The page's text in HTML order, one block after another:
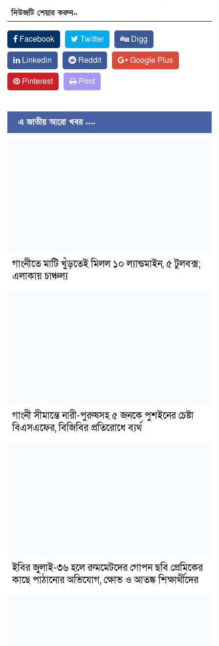
নিউজটি শেয়ার করুন..
Facebook Twitter
Digg
Linkedin
Reddit
Google Plus
Pinterest
Print
এ জাতীয় আরো খবর ....
গাংনীতে মাটি খুঁড়তেই মিলল ১০ ল্যান্ডমাইন, ৫ টুলবক্স;
এলাকায় চাঞ্চল্য
গাংনী সীমান্তে নারী-পুরুষসহ ৫ জনকে পুশইনের চেষ্টা
বিএসএফের, বিজিবির প্রতিরোধে ব্যর্থ
ইবির জুলাই-৩৬ হলে রুমমেটদের গোপন ছবি প্রেমিকের
কাছে পাঠানোর অভিযোগ, ক্ষোভ ও আতঙ্ক শিক্ষার্থীদের